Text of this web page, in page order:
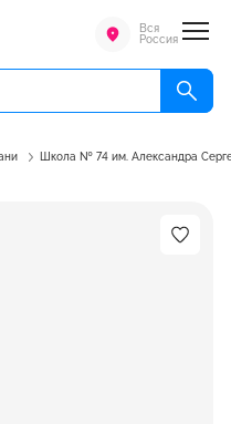
Вся
Россия
Школа № 74 им. Александра